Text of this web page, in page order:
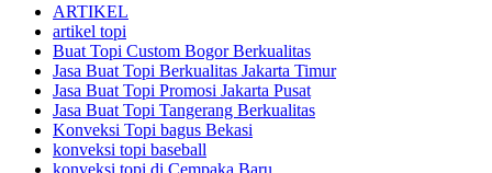
ARTIKEL
artikel topi
Buat Topi Custom Bogor Berkualitas
Jasa Buat Topi Berkualitas Jakarta Timur
Jasa Buat Topi Promosi Jakarta Pusat
Jasa Buat Topi Tangerang Berkualitas
Konveksi Topi bagus Bekasi
konveksi topi baseball
konveksi topi di Cempaka Baru